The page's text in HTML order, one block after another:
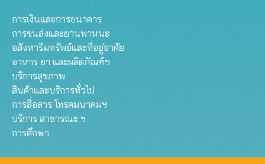
การเงินและการธนาคาร
การขนส่งและยานพาหนะ
อสังหาริมทรัพย์และที่อยู่อาศัย
อาหาร ยา และผลิตภัณฑ์ฯ
บริการสุขภาพ
สินค้าและบริการทั่วไป
การสื่อสาร โทรคมนาคมฯ
บริการ สาธารณะ ฯ
การศึกษา